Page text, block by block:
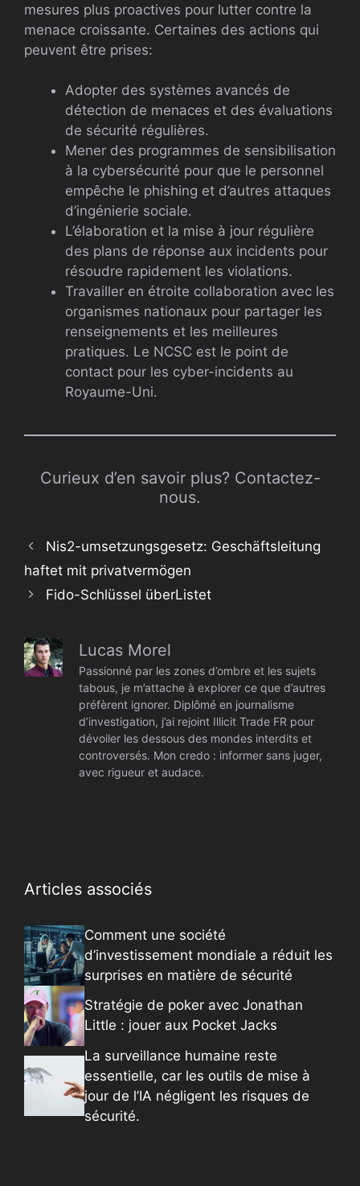
mesures plus proactives pour lutter contre la
menace croissante. Certaines des actions qui
peuvent être prises:
Adopter des systèmes avancés de
détection de menaces et des évaluations
de sécurité régulières.
Mener des programmes de sensibilisation
à la cybersécurité pour que le personnel
empêche le phishing et d’autres attaques
d’ingénierie sociale.
L’élaboration et la mise à jour régulière
des plans de réponse aux incidents pour
résoudre rapidement les violations.
Travailler en étroite collaboration avec les
organismes nationaux pour partager les
renseignements et les meilleures
pratiques. Le NCSC est le point de
contact pour les cyber-incidents au
Royaume-Uni.
Curieux d’en savoir plus? Contactez-
nous.
Nis2-umsetzungsgesetz: Geschäftsleitung
haftet mit privatvermögen
Fido-Schlüssel überListet
Lucas Morel
Passionné par les zones d’ombre et les sujets
tabous, je m’attache à explorer ce que d’autres
préfèrent ignorer. Diplômé en journalisme
d’investigation, j’ai rejoint Illicit Trade FR pour
dévoiler les dessous des mondes interdits et
controversés. Mon credo : informer sans juger,
avec rigueur et audace.
Articles associés
Comment une société
d’investissement mondiale a réduit les
surprises en matière de sécurité
Stratégie de poker avec Jonathan
Little : jouer aux Pocket Jacks
La surveillance humaine reste
essentielle, car les outils de mise à
jour de l’IA négligent les risques de
sécurité.